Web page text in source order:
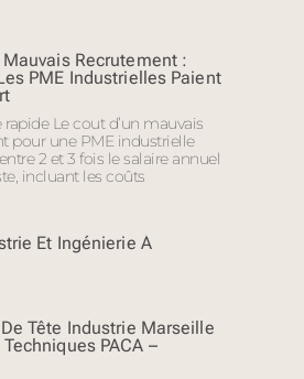
Mauvais Recrutement :
PME Industrielles Paient
rapide Le cout d’un mauvais
pour une PME industrielle
2 et 3 fois le salaire annuel
incluant les coûts
Et Ingénierie À
Tête Industrie Marseille
PACA –